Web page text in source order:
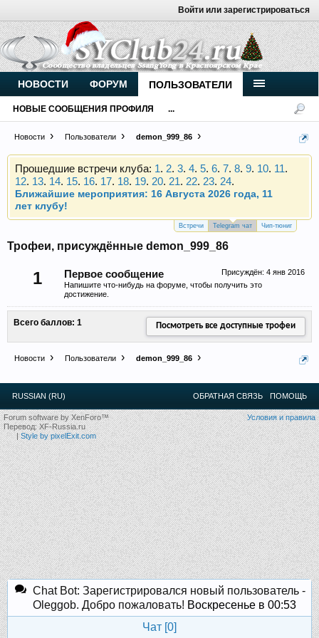
Войти или зарегистрироваться
Новости Пользователи demon_999_86
Внимание, новые участники нашего клуба!
Основное общение происходит вTelegram-чате.
Присоединяйтесь.
Чип-тюнинг (прошивка) дизелей от
Vahmurka
12.13.14.15.16.17.18.19.20.21.22.23.24.
Ближайшие мероприятия: 16 Августа 2026 года, 11
лет клубу!
Внимание, новые участники нашего клуба!
Основное общение происходит вTelegram-чате.
Чип-тюнинг (прошивка) дизелей от
Vahmurka
Прошедшие встречи клуба:1.2.3.4.5.6.7.8.9.10.11.
20.21.22.23. 24.
Ближайшие мероприятия: 16 Августа 2026 года, 11
лет клубу!
Встречи Telegram чат Чип-тюниг
Трофеи, присуждённые demon_999_86
1 Присуждён: 4 янв 2016
Первое сообщение
Напишите что-нибудь на форуме, чтобы получить это
достижение.
Всего баллов: 1 Посмотреть все доступные трофеи
Новости Пользователи demon_999_86
НОВОСТИ ФОРУМ ПОЛЬЗОВАТЕЛИ
НОВЫЕ СООБЩЕНИЯ ПРОФИЛЯ ...
RUSSIAN (RU) ОБРАТНАЯ СВЯЗЬ ПОМОЩЬ
Условия и правила
Forum software by XenForo™
Перевод:XF-Russia.ru
|Style by pixelExit.com
Chat Bot: Зарегистрировался новый пользователь -
Oleggob. Добро пожаловать! Воскресенье в 00:53
Чат [0]